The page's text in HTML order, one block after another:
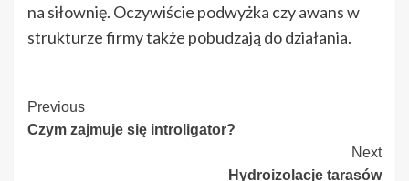
na siłownię. Oczywiście podwyżka czy awans w
strukturze firmy także pobudzają do działania.
Continue
Reading
Previous
Czym zajmuje się introligator?
Next
Hydroizolacje tarasów